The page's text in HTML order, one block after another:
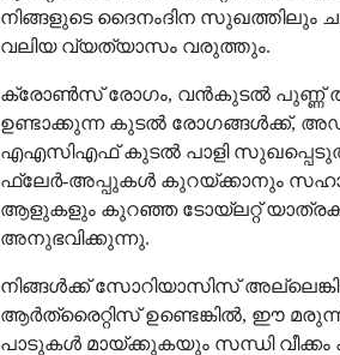
നിങ്ങളുടെ ദൈനംദിന സുഖത്തിലും
വലിയ വ്യത്യാസം വരുത്തും.
ക്രോൺസ് രോഗം, വൻകുടൽ പുണ്ണ്
ഉണ്ടാക്കുന്ന കുടൽ രോഗങ്ങൾക്ക്,
എഎസിഎഫ് കുടൽ പാളി
ഫ്ലേർ-അപ്പുകൾ കുറയ്ക്കാനും
ആളുകളും കുറഞ്ഞ ടോയ്‌ലറ്റ്
അനുഭവിക്കുന്നു.
നിങ്ങൾക്ക് സോറിയാസിസ്
ആർത്രൈറ്റിസ് ഉണ്ടെങ്കിൽ, ഈ
പാടുകൾ മായ്ക്കുകയും സന്ധി